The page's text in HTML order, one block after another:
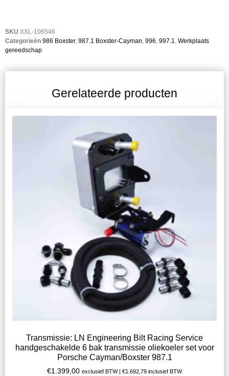
SKU XXL-106546
Categorieën 986 Boxster, 987.1 Boxster-Cayman, 996, 997.1, Werkplaats
gereedschap
Gerelateerde producten
Transmissie: LN Engineering Bilt Racing Service
handgeschakelde 6 bak transmissie oliekoeler set voor
Porsche Cayman/Boxster 987.1
€1.399,00 exclusief BTW | €1.692,79 inclusief BTW